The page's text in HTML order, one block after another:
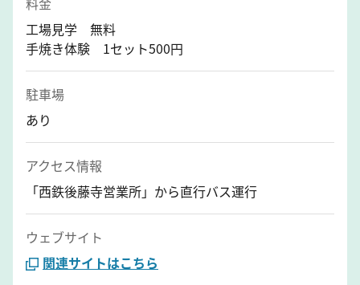
工場見学 無料
手焼き体験 1セット500円
駐車場
あり
アクセス情報
「西鉄後藤寺営業所」から直行バス運行
ウェブサイト
関連サイトはこちら